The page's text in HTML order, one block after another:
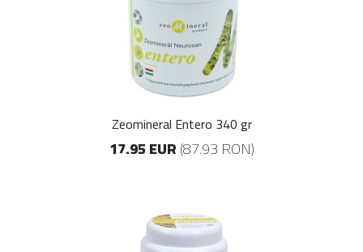
Zeomineral Entero 340 gr
17.95 EUR(87.93 RON)